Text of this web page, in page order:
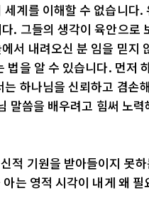
계를 이해할 수 없습니다
. 그들의 생각이 육안으로
서 내려오신 분 임을 믿지
법을 알 수 있습니다. 먼저
하나님을 신뢰하고 겸
말씀을 배우려고 힘써 노
적 기원을 받아들이지 못
는 영적 시각이 내게 왜 필